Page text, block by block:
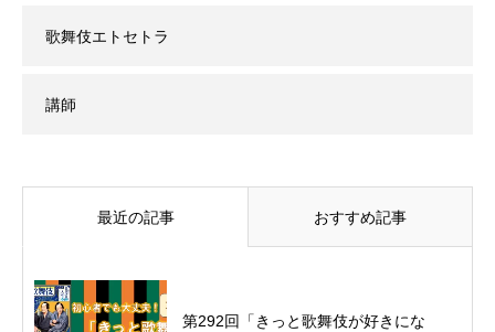
歌舞伎エトセトラ
講師
最近の記事 おすすめ記事
第292回「きっと歌舞伎が好きにな